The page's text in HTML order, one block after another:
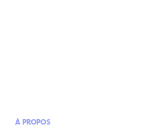
À PROPOS